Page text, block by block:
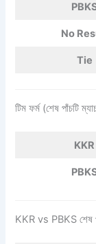
No
Tie
টিম ফর্ম (শেষ পাঁচটি
KKR
KKR vs PBKS শেষ